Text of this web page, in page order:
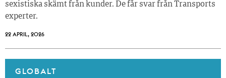
sexistiska skämt från kunder. De får svar från Transports
experter.
22 APRIL, 2026
GLOBALT